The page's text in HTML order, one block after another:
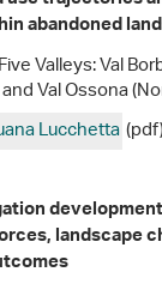
abandoned
Valleys: Val
Val Ossona
Lucchetta
landscape